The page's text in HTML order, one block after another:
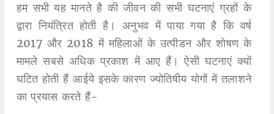
हम सभी यह मानते है की जीवन की सभी घटनाएं ग्रहों के
द्वारा नियंत्रित होती है। अनुभव में पाया गया है कि वर्ष
2017 और 2018 में महिलाओं के उत्पीडन और शोषण के
मामले सबसे अधिक प्रकाश में आए हैं। ऐसी घटनाएं क्यों
घटित होती हैं आईये इसके कारण ज्योतिषीय योगों में तलाशने
का प्रयास करते हैं-